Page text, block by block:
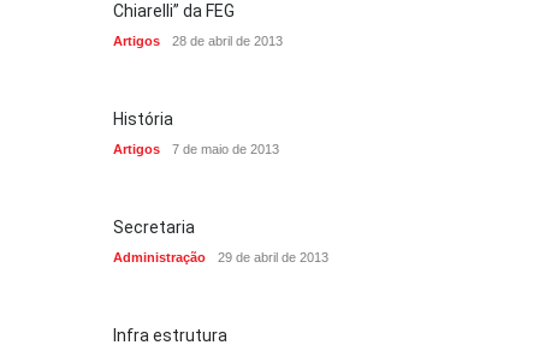
Chiarelli” da FEG
Artigos 28 de abril de 2013
História
Artigos 7 de maio de 2013
Secretaria
Administração 29 de abril de 2013
Infra estrutura